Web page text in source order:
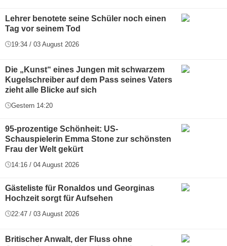
Lehrer benotete seine Schüler noch einen
Tag vor seinem Tod
19:34 / 03 August 2026
Die „Kunst“ eines Jungen mit schwarzem
Kugelschreiber auf dem Pass seines Vaters
zieht alle Blicke auf sich
Gestern 14:20
95-prozentige Schönheit: US-
Schauspielerin Emma Stone zur schönsten
Frau der Welt gekürt
14:16 / 04 August 2026
Gästeliste für Ronaldos und Georginas
Hochzeit sorgt für Aufsehen
22:47 / 03 August 2026
Britischer Anwalt, der Fluss ohne